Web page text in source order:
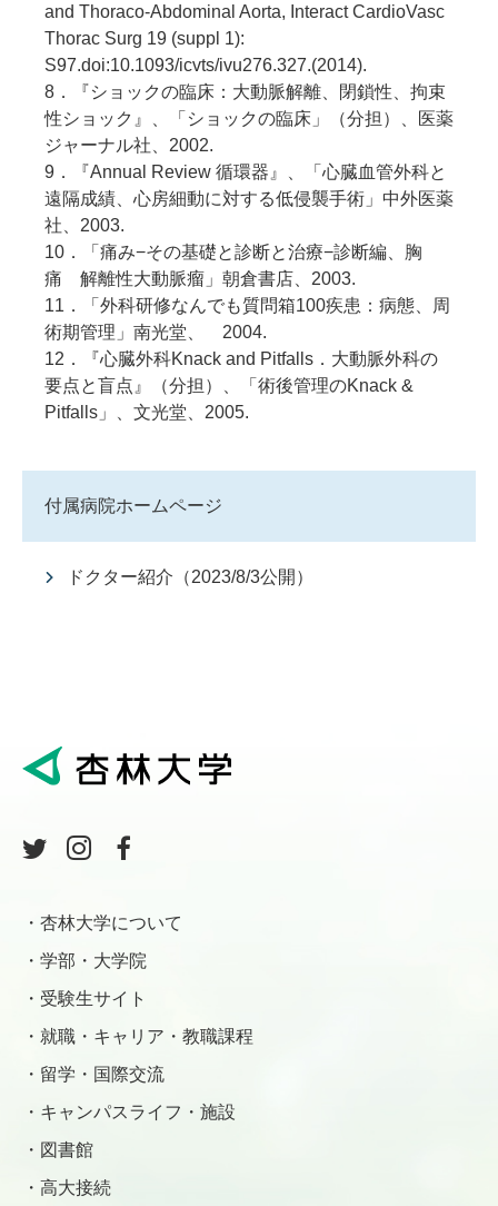
and Thoraco-Abdominal Aorta, Interact CardioVasc
Thorac Surg 19 (suppl 1):
S97.doi:10.1093/icvts/ivu276.327.(2014).
8．『ショックの臨床：大動脈解離、閉鎖性、拘束
性ショック』、「ショックの臨床」（分担）、医薬
ジャーナル社、2002.
9．『Annual Review 循環器』、「心臓血管外科と
遠隔成績、心房細動に対する低侵襲手術」中外医薬
社、2003.
10．「痛み−その基礎と診断と治療−診断編、胸
痛 解離性大動脈瘤」朝倉書店、2003.
11．「外科研修なんでも質問箱100疾患：病態、周
術期管理」南光堂、 2004.
12．『心臓外科Knack and Pitfalls．大動脈外科の
要点と盲点』（分担）、「術後管理のKnack &
Pitfalls」、文光堂、2005.
付属病院ホームページ
ドクター紹介（2023/8/3公開）
杏林大学について
学部・大学院
受験生サイト
就職・キャリア・教職課程
留学・国際交流
キャンパスライフ・施設
図書館
高大接続